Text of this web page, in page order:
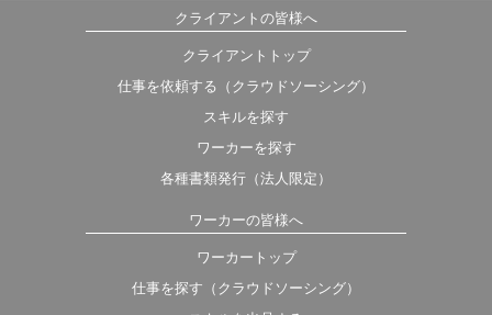
クライアントの皆様へ
クライアントトップ
仕事を依頼する（クラウドソーシング）
スキルを探す
ワーカーを探す
各種書類発行（法人限定）
ワーカーの皆様へ
ワーカートップ
仕事を探す（クラウドソーシング）